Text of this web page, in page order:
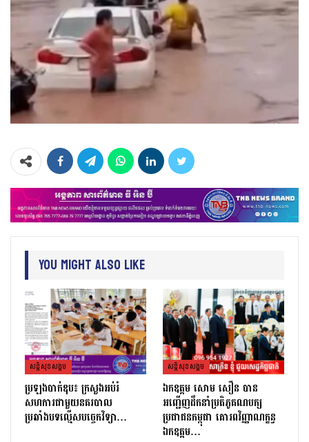
You Might Also Like
សន្តិសុខសង្គម
ប្រឡងបាក់ឌុប៖ ក្រសួងអប់រំ
សហការជាមួយនគរបាល
ប្រឆាំងបទល្មើសបច្ចេកវិទ្យា…
សន្តិសុខសង្គម
ឯកឧត្តម សោម សឿន បាន
អញ្ជើញដឹកនាំប្រតិភូគណបក្ស
ប្រជាជនកម្ពុជា គោរពវិញ្ញាណក្ខន្ធ
ឯកឧត្តម…